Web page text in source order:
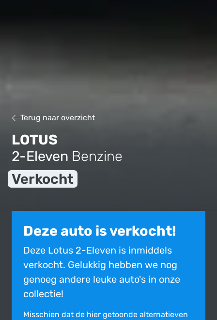
Terug naar overzicht
LOTUS
2-Eleven Benzine
Verkocht
Deze auto is verkocht!
Deze Lotus 2-Eleven is inmiddels
verkocht. Gelukkig hebben we nog
genoeg andere leuke auto's in onze
collectie!
Misschien dat de hier getoonde alter­na­tie­ven